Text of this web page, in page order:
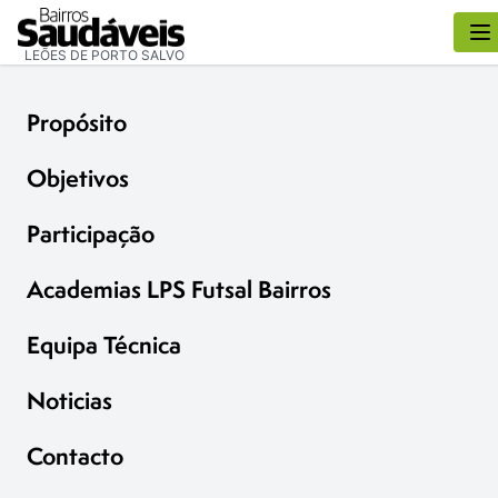
LEÕES DE PORTO SALVO
Propósito
Objetivos
Participação
Academias LPS Futsal Bairros
Equipa Técnica
Noticias
Contacto